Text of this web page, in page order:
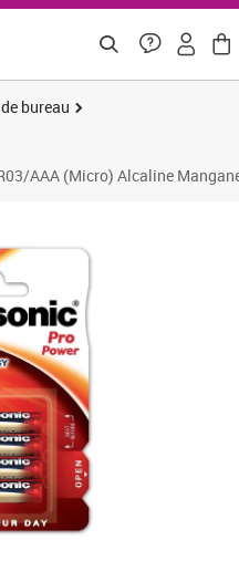
bureau
AAA (Micro) Alcaline